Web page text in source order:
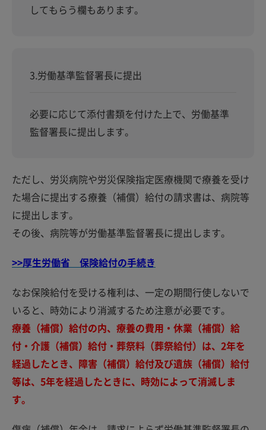
してもらう欄もあります。
3.労働基準監督署長に提出
必要に応じて添付書類を付けた上で、労働基準
監督署長に提出します。
ただし、労災病院や労災保険指定医療機関で療養を受け
た場合に提出する療養（補償）給付の請求書は、病院等
に提出します。
その後、病院等が労働基準監督署長に提出します。
>>厚生労働省 保険給付の手続き
なお保険給付を受ける権利は、一定の期間行使しないで
いると、時効により消滅するため注意が必要です。
療養（補償）給付の内、療養の費用・休業（補償）給
付・介護（補償）給付・葬祭料（葬祭給付）は、2年を
経過したとき、障害（補償）給付及び遺族（補償）給付
等は、5年を経過したときに、時効によって消滅しま
す。